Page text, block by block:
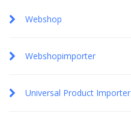
Webshop
Webshopimporter
Universal Product Importer